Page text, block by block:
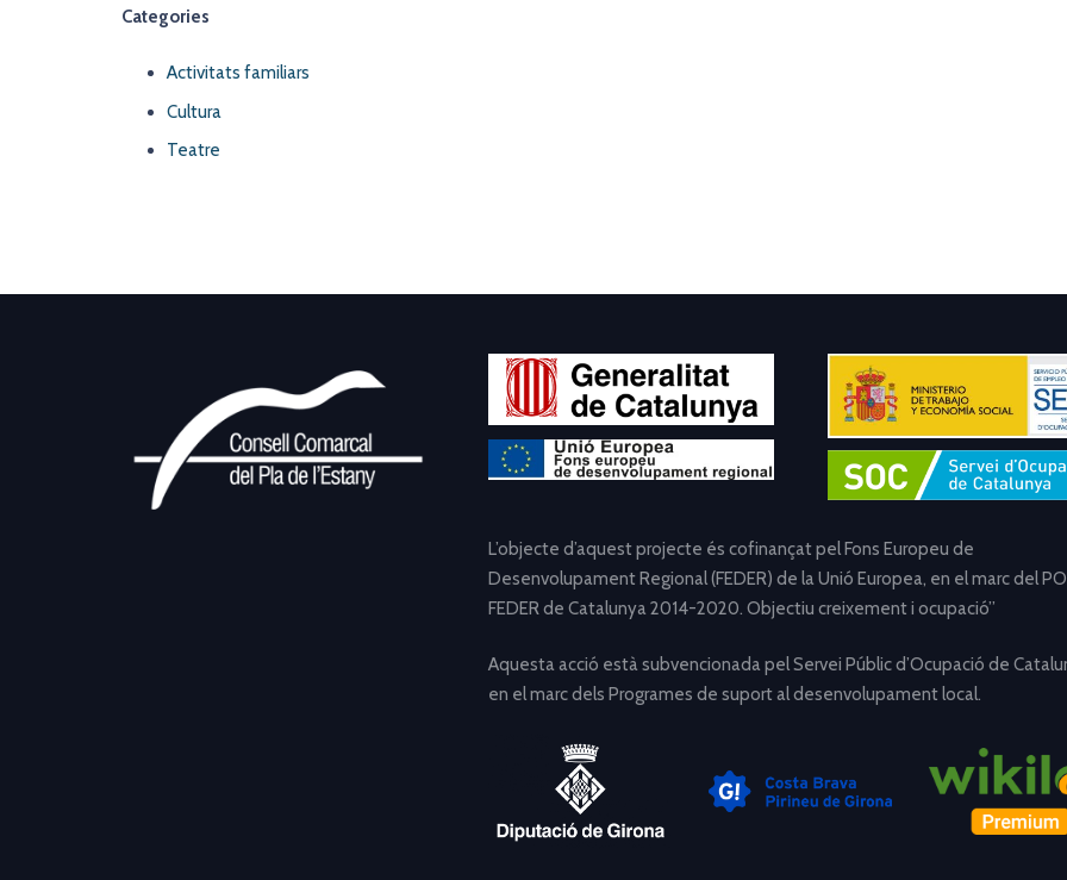
Categories
Activitats familiars
Cultura
Teatre
L’objecte d’aquest projecte és cofinançat pel Fons Europeu de
Desenvolupament Regional (FEDER) de la Unió Europea, en el marc del PO
FEDER de Catalunya 2014-2020. Objectiu creixement i ocupació”
Aquesta acció està subvencionada pel Servei Públic d’Ocupació de
en el marc dels Programes de suport al desenvolupament local.